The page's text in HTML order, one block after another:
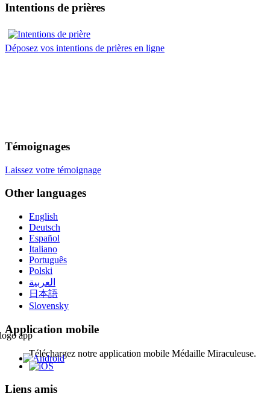
Intentions de prières
Déposez vos intentions de prières en ligne
Témoignages
Laissez votre témoignage
Other languages
English
Deutsch
Español
Italiano
Português
Polski
العربية
日本語
Slovensky
Application mobile
Téléchargez notre application mobile Médaille Miraculeuse.
Liens amis